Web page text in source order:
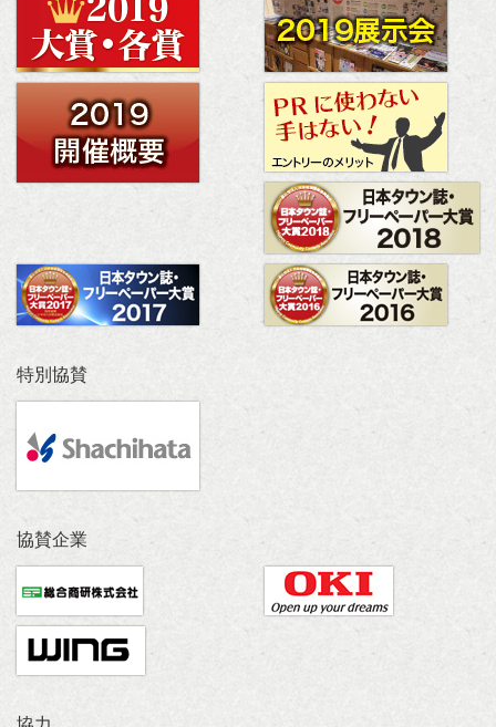
特別協賛
協賛企業